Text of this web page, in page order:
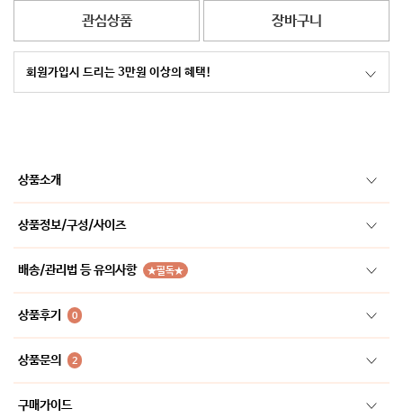
관심상품 장바구니
회원가입시 드리는 3만원 이상의 혜택!
상품소개
상품정보/구성/사이즈
배송/관리법 등 유의사항 ★필독★
상품후기 0
상품문의 2
구매가이드